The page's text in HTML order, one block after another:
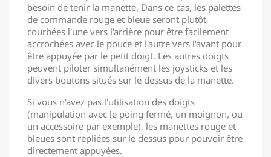
besoin de tenir la manette. Dans ce cas, les palettes
de commande rouge et bleue seront plutôt
courbées l'une vers l'arrière pour être facilement
accrochées avec le pouce et l'autre vers l'avant pour
être appuyée par le petit doigt. Les autres doigts
peuvent piloter simultanément les joysticks et les
divers boutons situés sur le dessus de la manette.
Si vous n'avez pas l'utilisation des doigts
(manipulation avec le poing fermé, un moignon, ou
un accessoire par exemple), les manettes rouge et
bleues sont repliées sur le dessus pour pouvoir être
directement appuyées.